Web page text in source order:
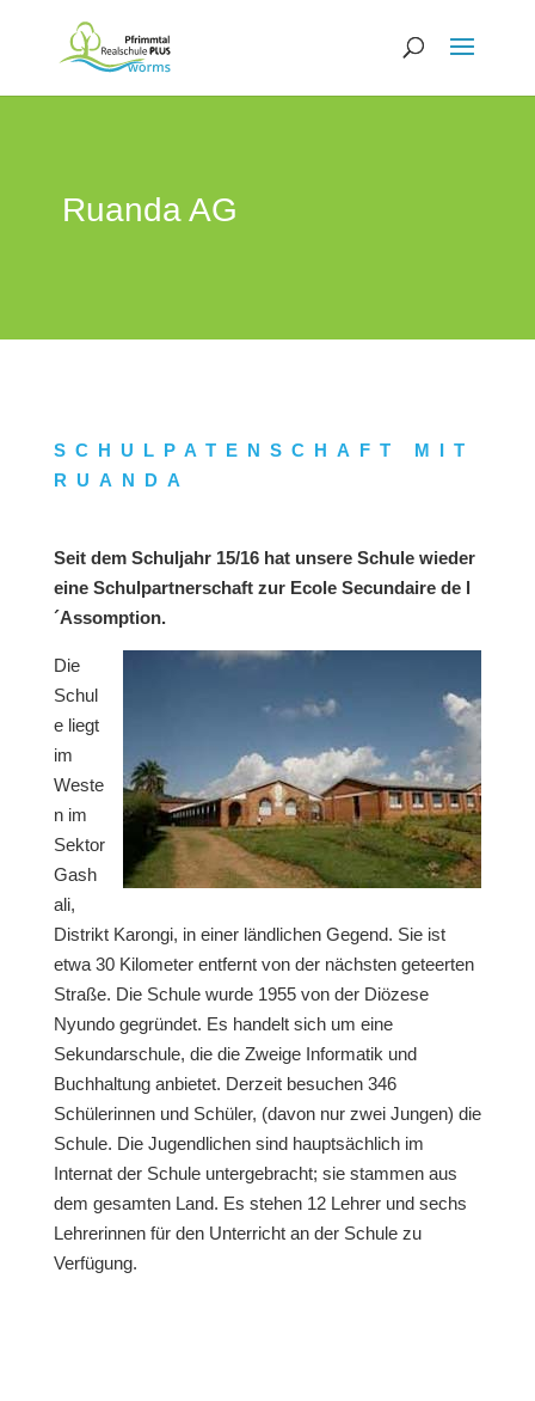
Ruanda AG
SCHUL­PATENSCHAFT MIT
RUANDA
Seit dem Schuljahr 15/16 hat unsere Schule wieder
eine Schulpartnerschaft zur Ecole Secundaire de l
´Assomption.
Die
Schul
e liegt
im
Weste
n im
Sektor
Gash
ali,
Distrikt Karongi, in einer ländlichen Gegend. Sie ist
etwa 30 Kilometer entfernt von der nächsten geteerten
Straße. Die Schule wurde 1955 von der Diözese
Nyundo gegründet. Es handelt sich um eine
Sekundarschule, die die Zweige Informatik und
Buchhaltung anbietet. Derzeit besuchen 346
Schülerinnen und Schüler, (davon nur zwei Jungen) die
Schule. Die Jugendlichen sind hauptsächlich im
Internat der Schule untergebracht; sie stammen aus
dem gesamten Land. Es stehen 12 Lehrer und sechs
Lehrerinnen für den Unterricht an der Schule zu
Verfügung.